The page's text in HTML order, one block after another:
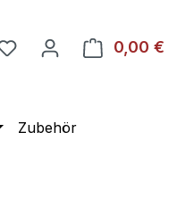
0,00 €
Zubehör